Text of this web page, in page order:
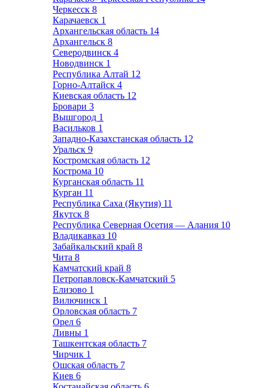
Черкесск 8
Карачаевск 1
Архангельская область 14
Архангельск 8
Северодвинск 4
Новодвинск 1
Республика Алтай 12
Горно-Алтайск 4
Киевская область 12
Бровари 3
Вышгород 1
Васильков 1
Западно-Казахстанская область 12
Уральск 9
Костромская область 12
Кострома 10
Курганская область 11
Курган 11
Республика Саха (Якутия) 11
Якутск 8
Республика Северная Осетия — Алания 10
Владикавказ 10
Забайкальский край 8
Чита 8
Камчатский край 8
Петропавловск-Камчатский 5
Елизово 1
Вилючинск 1
Орловская область 7
Орел 6
Ливны 1
Ташкентская область 7
Чирчик 1
Ошская область 7
Киев 6